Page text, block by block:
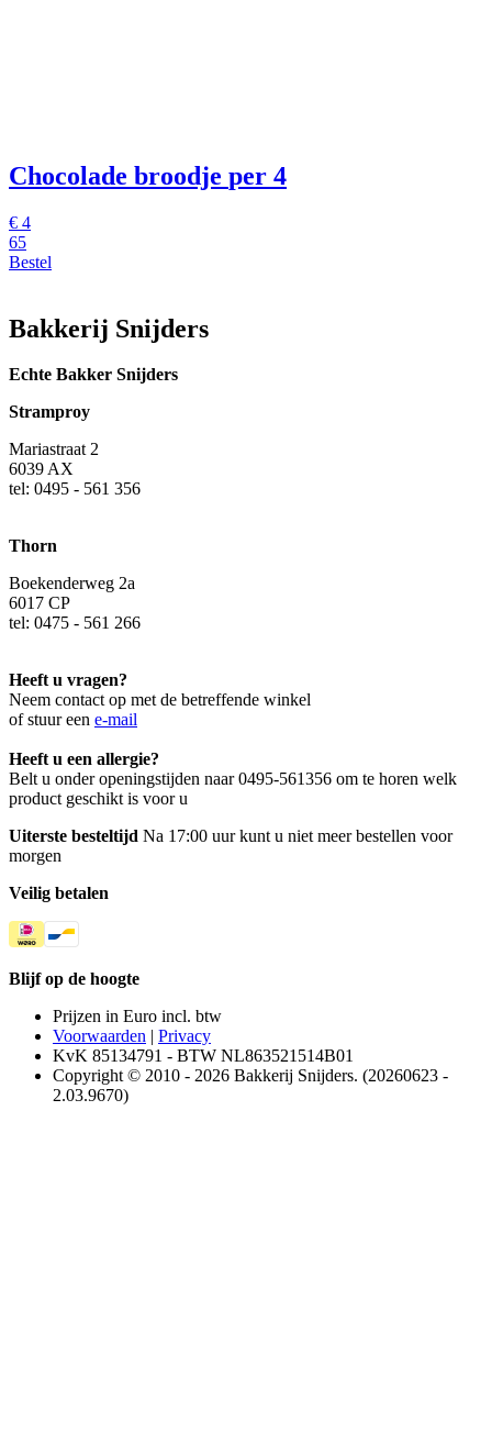
Chocolade broodje per 4
€ 4
65
Bestel
Bakkerij Snijders
Echte Bakker Snijders
Stramproy
Mariastraat 2
6039 AX
tel: 0495 - 561 356
Thorn
Boekenderweg 2a
6017 CP
tel: 0475 - 561 266
Heeft u vragen?
Neem contact op met de betreffende winkel
of stuur een e-mail
Heeft u een allergie?
Belt u onder openingstijden naar 0495-561356 om te horen welk
product geschikt is voor u
Uiterste besteltijd Na 17:00 uur kunt u niet meer bestellen voor
morgen
Veilig betalen
Blijf op de hoogte
Prijzen in Euro incl. btw
Voorwaarden | Privacy
KvK 85134791 - BTW NL863521514B01
Copyright © 2010 - 2026 Bakkerij Snijders. (20260623 -
2.03.9670)